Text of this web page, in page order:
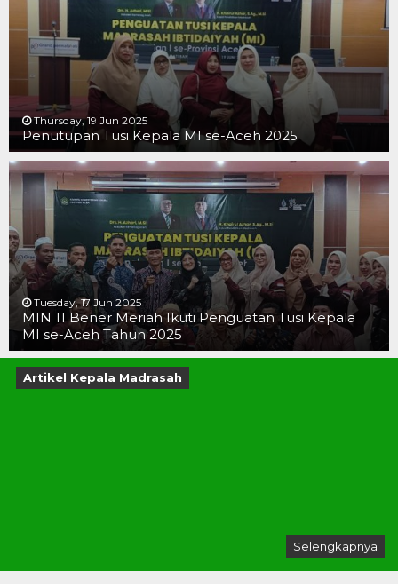
Thursday, 19 Jun 2025
Penutupan Tusi Kepala MI se-Aceh 2025
Tuesday, 17 Jun 2025
MIN 11 Bener Meriah Ikuti Penguatan Tusi Kepala
MI se-Aceh Tahun 2025
Artikel Kepala Madrasah
Selengkapnya
19 JUN 2025
19 JUN 2025
16 JUN 2025